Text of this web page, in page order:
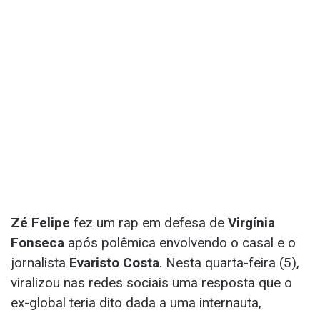
Zé Felipe fez um rap em defesa de Virgínia
Fonseca após polêmica envolvendo o casal e o
jornalista Evaristo Costa. Nesta quarta-feira (5),
viralizou nas redes sociais uma resposta que o
ex-global teria dito dada a uma internauta,